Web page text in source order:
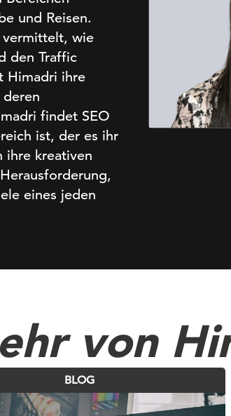
und Reisen.
vermittelt, wie
den Traffic
Himadri ihre
findet SEO
ist, der es ihr
ihre kreativen
eines jeden
von
BLOG